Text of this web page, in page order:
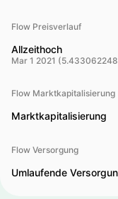
Flow Preisverlauf
Allzeithoch
Mar 1 2021
Flow Marktkapitalisierung
Marktkapitalisierung
Flow Versorgung
Umlaufende